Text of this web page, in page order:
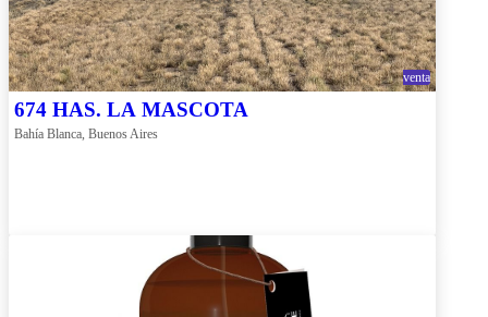
venta
674 HAS. LA MASCOTA
Bahía Blanca, Buenos Aires